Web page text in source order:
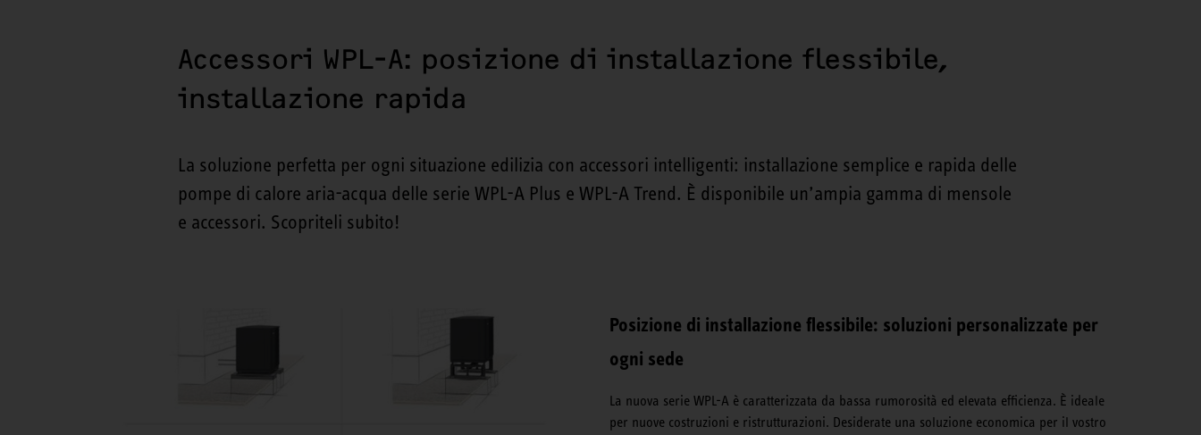
Accessori WPL-A: posizione di installazione flessibile,
installazione rapida
La soluzione perfetta per ogni situazione edilizia con accessori intelligenti: installazione semplice e rapida delle
pompe di calore aria-acqua delle serie WPL-A Plus e WPL-A Trend. È disponibile un’ampia gamma di mensole
e accessori. Scopriteli subito!
Posizione di installazione flessibile: soluzioni personalizzate per
ogni sede
La nuova serie WPL-A è caratterizzata da bassa rumorosità ed elevata efficienza. È ideale
per nuove costruzioni e ristrutturazioni. Desiderate una soluzione economica per il vostro